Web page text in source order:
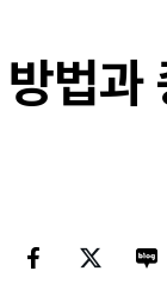
법과